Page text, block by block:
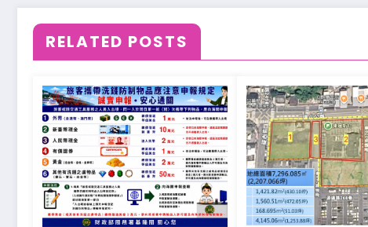
RELATED POSTS